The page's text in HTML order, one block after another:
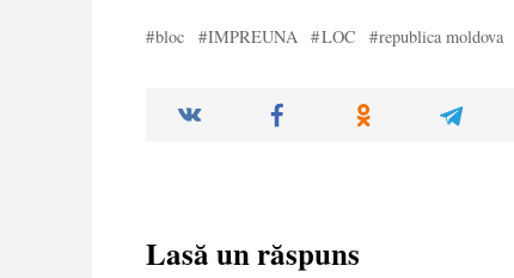
bloc IMPREUNA LOC republica moldova
Lasă un răspuns